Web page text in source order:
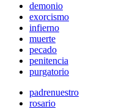
demonio
exorcismo
infierno
muerte
pecado
penitencia
purgatorio
padrenuestro
rosario